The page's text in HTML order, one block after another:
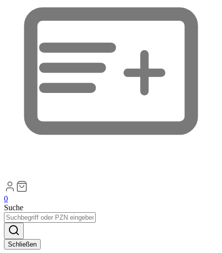
0
Suche
Schließen